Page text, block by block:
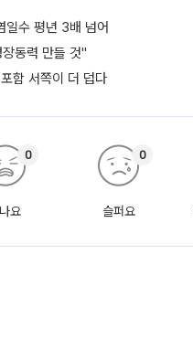
일수 평년 3배 넘어
동력 만들 것"
함 서쪽이 더 덥다
요
0
슬퍼요
0